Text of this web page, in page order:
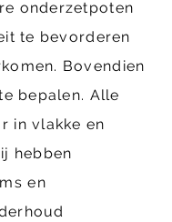
onderzetpoten
te bevorderen
Bovendien
bepalen. Alle
in vlakke en
hebben
en